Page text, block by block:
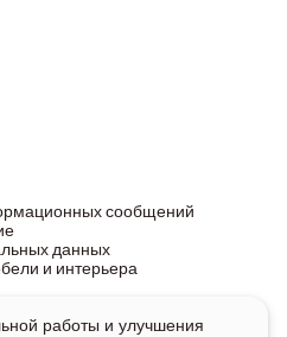
и интерьера
сообщений
данных
на сайте не является
работы и улучшения